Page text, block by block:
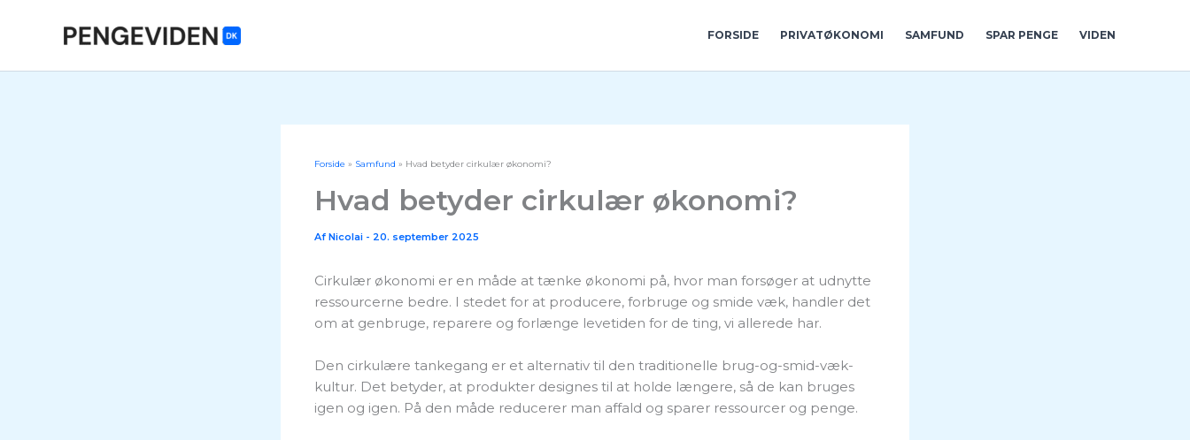
FORSIDE PRIVATØKONOMI SAMFUND SPAR PENGE VIDEN
Forside Samfund Hvad betyder cirkulær økonomi?
Hvad betyder cirkulær økonomi?
Af Nicolai - 20. september 2025
Cirkulær økonomi er en måde at tænke økonomi på, hvor man forsøger at udnytte
ressourcerne bedre. I stedet for at producere, forbruge og smide væk, handler det
om at genbruge, reparere og forlænge levetiden for de ting, vi allerede har.
Den cirkulære tankegang er et alternativ til den traditionelle brug-og-smid-væk-
kultur. Det betyder, at produkter designes til at holde længere, så de kan bruges
igen og igen. På den måde reducerer man affald og sparer ressourcer og penge.